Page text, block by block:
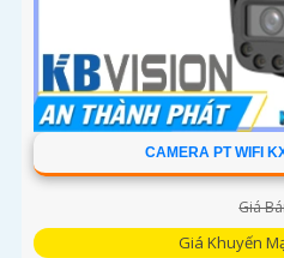
CAMERA PT WIFI
Giá
Giá Khuyến